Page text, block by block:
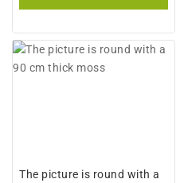
The picture is round with a